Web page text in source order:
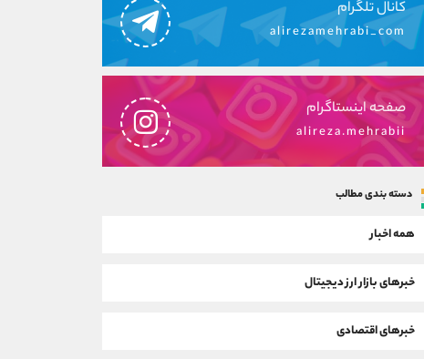
کانال تلگرام
alirezamehrabi_com
صفحه اینستاگرام
alireza.mehrabii
دسته بندی مطالب
همه اخبار
خبرهای بازار ارز دیجیتال
خبرهای اقتصادی